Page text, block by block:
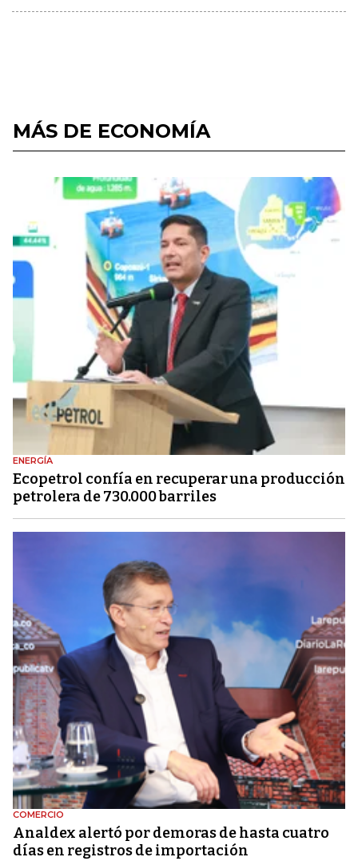
MÁS DE ECONOMÍA
ENERGÍA
Ecopetrol confía en recuperar una producción
petrolera de 730.000 barriles
COMERCIO
Analdex alertó por demoras de hasta cuatro
días en registros de importación